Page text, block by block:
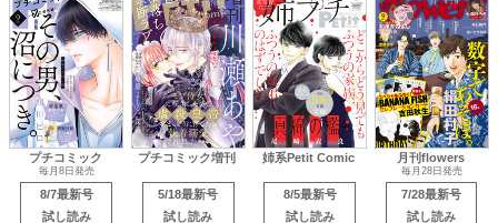
プチコミック
毎月8日発売
8/7最新号
試し読み
プチコミック増刊
5/18最新号
試し読み
姉系Petit Comic
8/5最新号
試し読み
月刊flowers
毎月28日発売
7/28最新号
試し読み